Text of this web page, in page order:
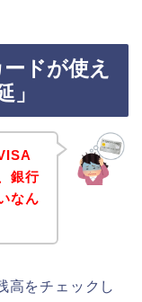
ドが使え
」
銀行
なん
高をチェックし